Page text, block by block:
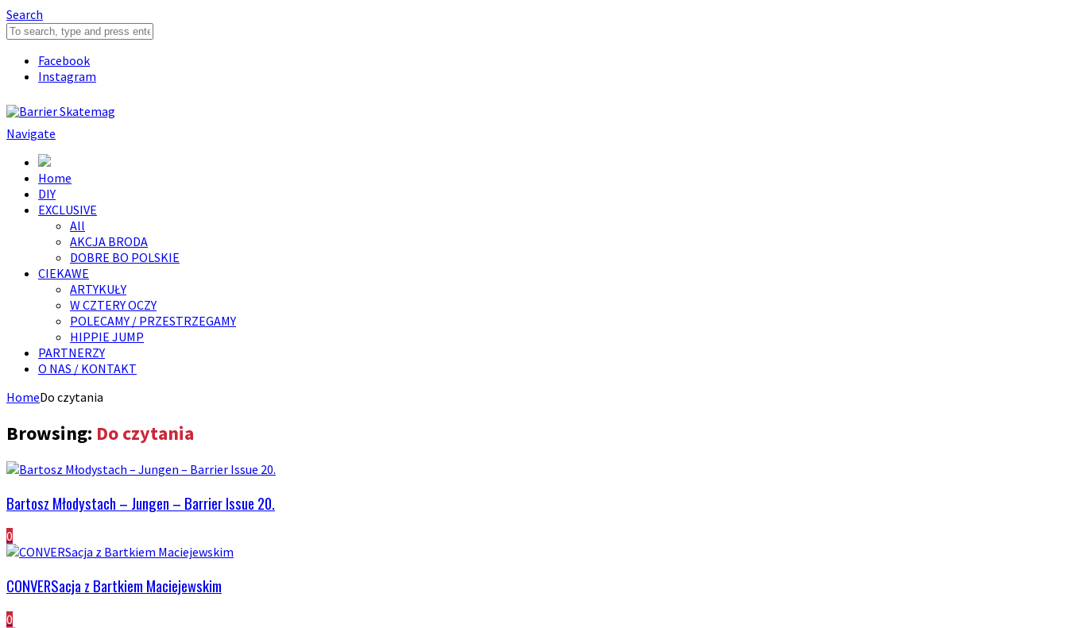
Search
Facebook
Instagram
Navigate
Home
DIY
EXCLUSIVE
All
AKCJA BRODA
DOBRE BO POLSKIE
CIEKAWE
ARTYKUŁY
W CZTERY OCZY
POLECAMY / PRZESTRZEGAMY
HIPPIE JUMP
PARTNERZY
O NAS / KONTAKT
HomeDo czytania
Browsing: Do czytania
Bartosz Młodystach – Jungen – Barrier Issue 20.
0
CONVERSacja z Bartkiem Maciejewskim
0